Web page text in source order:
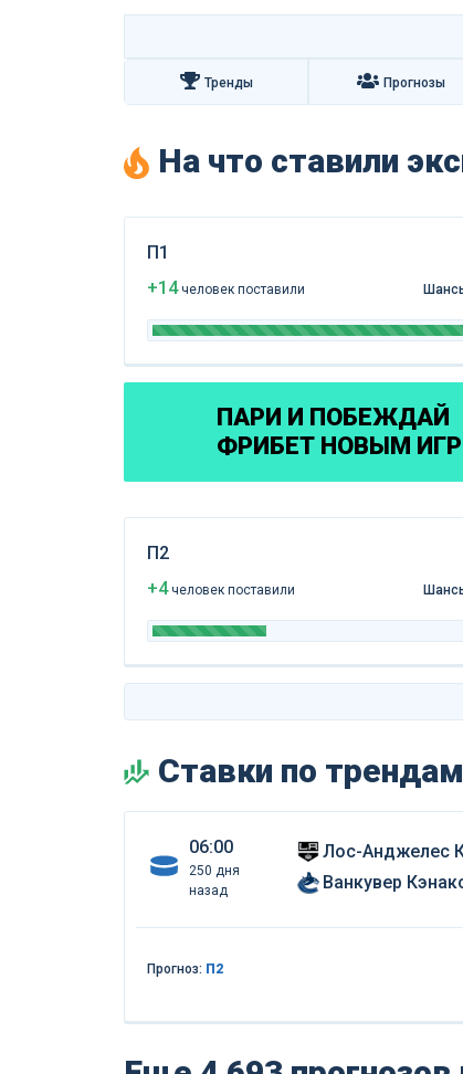
Тренды Прогнозы
На что ставили
П1
+14 человек поставили
ПАРИ И ПОБЕЖДАЙ
ФРИБЕТ НОВЫМ
П2
+4 человек поставили
Ставки по трендам
06:00
250 дня
назад
Лос-Анджелес
Ванкувер
Прогноз: П2